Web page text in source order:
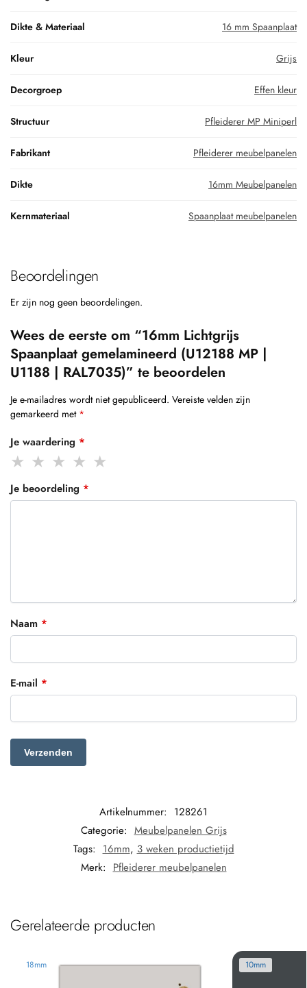
Dikte & Materiaal 16 mm Spaanplaat
Kleur Grijs
Decorgroep Effen kleur
Structuur Pfleiderer MP Miniperl
Fabrikant Pfleiderer meubelpanelen
Dikte 16mm Meubelpanelen
Kernmateriaal Spaanplaat meubelpanelen
Beoordelingen
Er zijn nog geen beoordelingen.
Wees de eerste om “16mm Lichtgrijs
Spaanplaat gemelamineerd (U12188 MP |
U1188 | RAL7035)” te beoordelen
Je e-mailadres wordt niet gepubliceerd. Vereiste velden zijn
gemarkeerd met *
Je waardering *
Je beoordeling *
Naam *
E-mail *
Artikelnummer: 128261
Categorie: Meubelpanelen Grijs
Tags: 16mm, 3 weken productietijd
Merk: Pfleiderer meubelpanelen
Gerelateerde producten
18mm 10mm